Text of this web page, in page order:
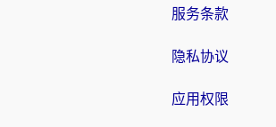
服务条款
隐私协议
应用权限